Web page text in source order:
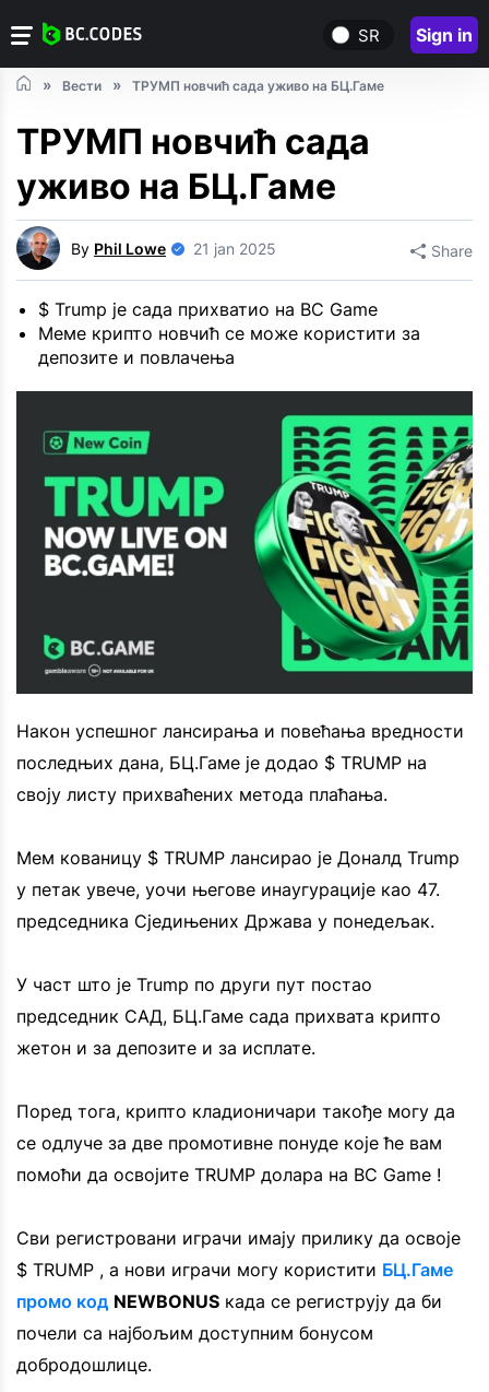
SR Sign in
Вести ТРУМП новчић сада уживо на БЦ.Гаме
ТРУМП новчић сада
уживо на БЦ.Гаме
By Phil Lowe 21 jan 2025 Share
$ Trump је сада прихватио на BC Game
Меме крипто новчић се може користити за
депозите и повлачења
Након успешног лансирања и повећања вредности
последњих дана, БЦ.Гаме је додао $ TRUMP на
своју листу прихваћених метода плаћања.
Мем кованицу $ TRUMP лансирао је Доналд Trump
у петак увече, уочи његове инаугурације као 47.
председника Сједињених Држава у понедељак.
У част што је Trump по други пут постао
председник САД, БЦ.Гаме сада прихвата крипто
жетон и за депозите и за исплате.
Поред тога, крипто кладионичари такође могу да
се одлуче за две промотивне понуде које ће вам
помоћи да освојите TRUMP долара на BC Game !
Сви регистровани играчи имају прилику да освоје
$ TRUMP , а нови играчи могу користити БЦ.Гаме
промо код NEWBONUS када се региструју да би
почели са најбољим доступним бонусом
добродошлице.